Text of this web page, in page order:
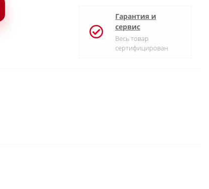
Гарантия и
сервис
Весь товар
сертифицирован